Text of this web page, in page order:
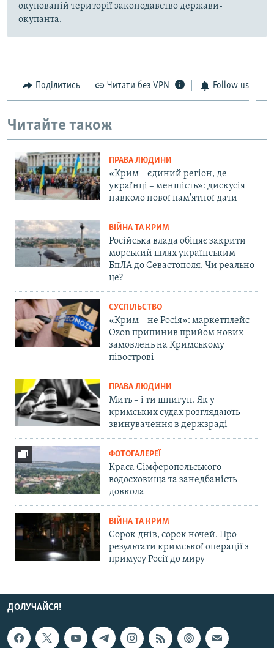
окупованій території законодавство держави-
окупанта.
Поділитись Читати без VPN Follow us
Читайте також
ПРАВА ЛЮДИНИ
«Крим – єдиний регіон, де
українці – меншість»: дискусія
навколо нової пам'ятної дати
ВІЙНА ТА КРИМ
Російська влада обіцяє закрити
морський шлях українським
БпЛА до Севастополя. Чи реально
це?
СУСПІЛЬСТВО
«Крим – не Росія»: маркетплейс
Ozon припинив прийом нових
замовлень на Кримському
півострові
ПРАВА ЛЮДИНИ
Мить – і ти шпигун. Як у
кримських судах розглядають
звинувачення в держзраді
ФОТОГАЛЕРЕЇ
Краса Сімферопольського
водосховища та занедбаність
довкола
ВІЙНА ТА КРИМ
Сорок днів, сорок ночей. Про
результати кримської операції з
примусу Росії до миру
ДОЛУЧАЙСЯ!